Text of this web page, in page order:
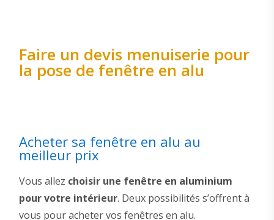
Faire un devis menuiserie pour
la pose de fenêtre en alu
Acheter sa fenêtre en alu au
meilleur prix
Vous allez choisir une fenêtre en aluminium
pour votre intérieur. Deux possibilités s’offrent à
vous pour acheter vos fenêtres en alu.